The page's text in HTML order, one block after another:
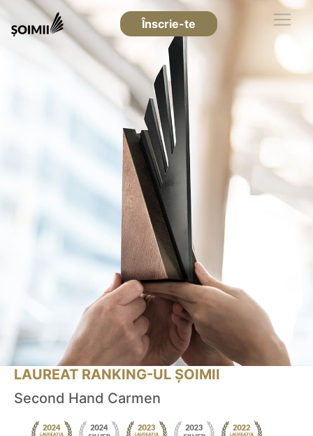
Înscrie-te
LAUREAT RANKING-UL ȘOIMII
Second Hand Carmen